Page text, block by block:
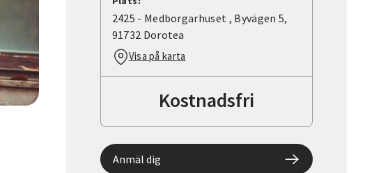
2425 - Medborgarhuset , Byvägen 5,
91732 Dorotea
Visa på karta
Kostnadsfri
Anmäl dig